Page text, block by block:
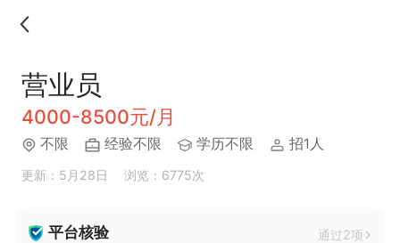
营业员
4000-8500元/月
不限 经验不限 学历不限 招1人
更新：5月28日 浏览：6775次
平台核验 通过2项